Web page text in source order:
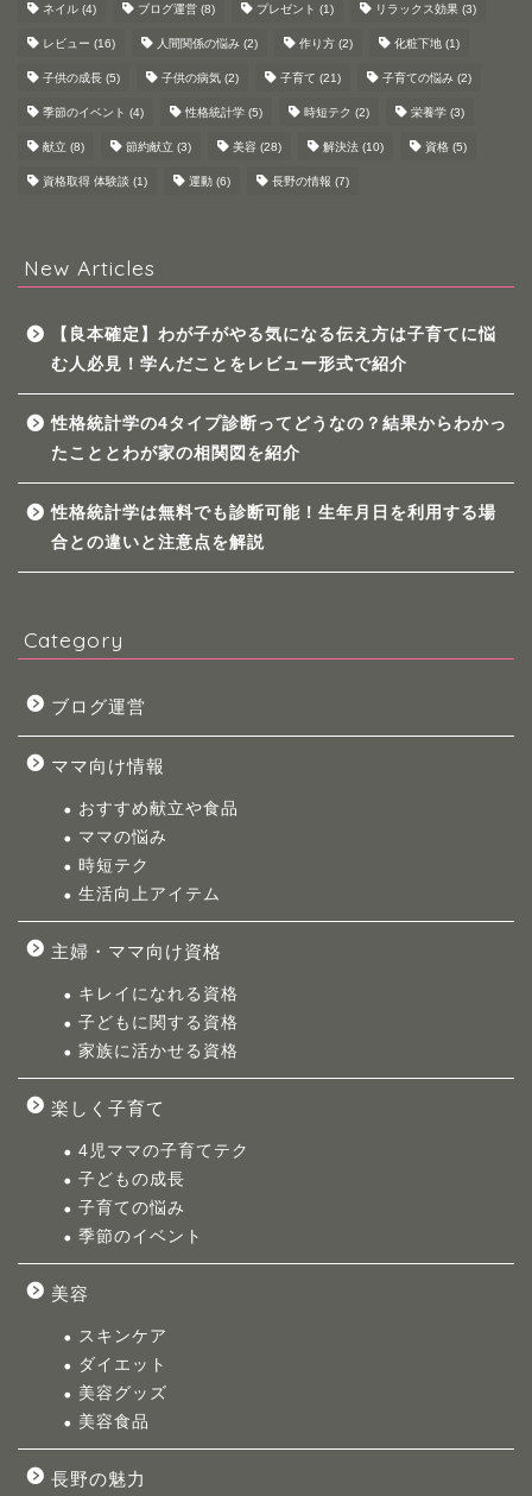
ネイル (4) ブログ運営 (8) プレゼント (1) リラックス効果 (3)
レビュー (16) 人間関係の悩み (2) 作り方 (2) 化粧下地 (1)
子供の成長 (5) 子供の病気 (2) 子育て (21) 子育ての悩み (2)
季節のイベント (4) 性格統計学 (5) 時短テク (2) 栄養学 (3)
献立 (8) 節約献立 (3) 美容 (28) 解決法 (10) 資格 (5)
資格取得 体験談 (1) 運動 (6) 長野の情報 (7)
New Articles
【良本確定】わが子がやる気になる伝え方は子育てに悩
む人必見！学んだことをレビュー形式で紹介
性格統計学の4タイプ診断ってどうなの？結果からわかっ
たこととわが家の相関図を紹介
性格統計学は無料でも診断可能！生年月日を利用する場
合との違いと注意点を解説
Category
ブログ運営
ママ向け情報
おすすめ献立や食品
ママの悩み
時短テク
生活向上アイテム
主婦・ママ向け資格
キレイになれる資格
子どもに関する資格
家族に活かせる資格
楽しく子育て
4児ママの子育てテク
子どもの成長
子育ての悩み
季節のイベント
美容
スキンケア
ダイエット
美容グッズ
美容食品
長野の魅力